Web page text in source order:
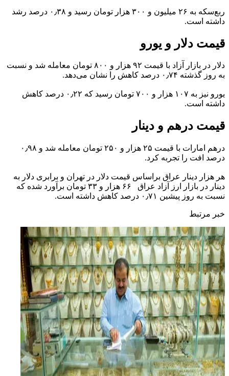
ربع‌سکه به ۲۶ میلیون و ۳۰۰ هزار تومان رسید و ۰٫۳۸ درصد رشد
داشته است.
قیمت دلار و یورو
دلار در بازار آزاد با قیمت ۹۲ هزار و ۸۰۰ تومان معامله شد و نسبت
به روز گذشته ۰٫۷۴ درصد کاهش را نشان می‌دهد.
یورو نیز به ۱۰۷ هزار و ۷۰۰ تومان رسید که ۰٫۲۲ درصد کاهش
داشته است.
قیمت درهم و دینار
درهم امارات با قیمت ۲۵ هزار و ۲۵۰ تومان معامله شد و ۰٫۹۸
درصد افت را تجربه کرد.
هر هزار دینار عراق براساس قیمت دلار در تهران و برابری دلار به
دینار در بازار ارز آزاد عراق ۶۶ هزار و ۳۳ تومان برآورد شده که
نسبت به روز پیشین ۰٫۷۱ درصد کاهش داشته است.
خبر مرتبط